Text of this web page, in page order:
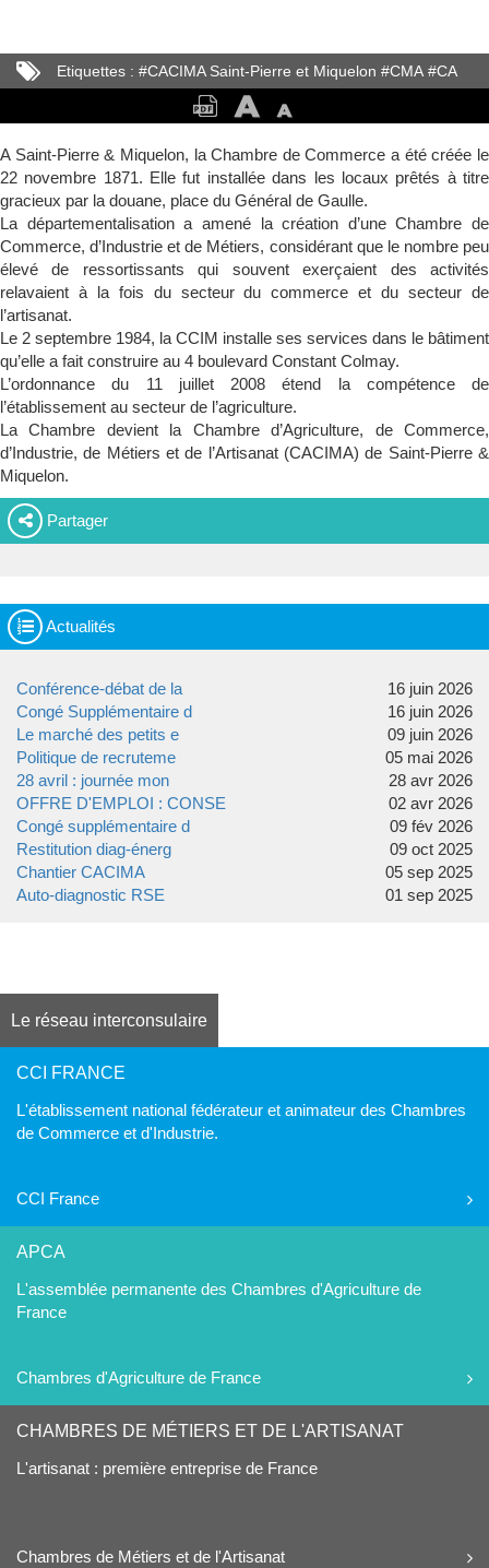
Etiquettes : #CACIMA Saint-Pierre et Miquelon #CMA #CA
A Saint-Pierre & Miquelon, la Chambre de Commerce a été créée le
22 novembre 1871. Elle fut installée dans les locaux prêtés à titre
gracieux par la douane, place du Général de Gaulle.
La départementalisation a amené la création d’une Chambre de
Commerce, d’Industrie et de Métiers, considérant que le nombre peu
élevé de ressortissants qui souvent exerçaient des activités
relavaient à la fois du secteur du commerce et du secteur de
l’artisanat.
Le 2 septembre 1984, la CCIM installe ses services dans le bâtiment
qu’elle a fait construire au 4 boulevard Constant Colmay.
L’ordonnance du 11 juillet 2008 étend la compétence de
l’établissement au secteur de l’agriculture.
La Chambre devient la Chambre d’Agriculture, de Commerce,
d’Industrie, de Métiers et de l’Artisanat (CACIMA) de Saint-Pierre &
Miquelon.
Partager
Actualités
Conférence-débat de la
16 juin 2026
Congé Supplémentaire d
16 juin 2026
Le marché des petits e
09 juin 2026
Politique de recruteme
05 mai 2026
28 avril : journée mon
28 avr 2026
OFFRE D'EMPLOI : CONSE
02 avr 2026
Congé supplémentaire d
09 fév 2026
Restitution diag-énerg
09 oct 2025
Chantier CACIMA
05 sep 2025
Auto-diagnostic RSE
01 sep 2025
Le réseau interconsulaire
CCI FRANCE
L'établissement national fédérateur et animateur des Chambres
de Commerce et d'Industrie.
CCI France
APCA
L'assemblée permanente des Chambres d'Agriculture de
France
Chambres d'Agriculture de France
CHAMBRES DE MÉTIERS ET DE L'ARTISANAT
L'artisanat : première entreprise de France
Chambres de Métiers et de l'Artisanat